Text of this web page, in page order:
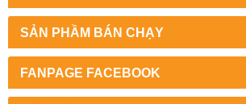
SẢN PHẦM BÁN CHẠY
FANPAGE FACEBOOK